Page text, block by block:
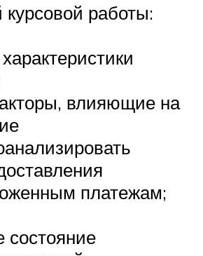
работы:
влияющие на
платежам;
состояние